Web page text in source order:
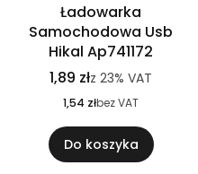
Ładowarka
Samochodowa Usb
Hikal Ap741172
1,89 złz 23% VAT
1,54 złbez VAT
Do koszyka